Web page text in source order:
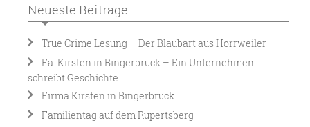
Neueste Beiträge
True Crime Lesung – Der Blaubart aus Horrweiler
Fa. Kirsten in Bingerbrück – Ein Unternehmen
schreibt Geschichte
Firma Kirsten in Bingerbrück
Familientag auf dem Rupertsberg